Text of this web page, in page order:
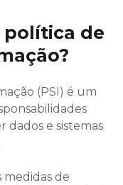
política de
(PSI) é um
e sistemas
medidas de